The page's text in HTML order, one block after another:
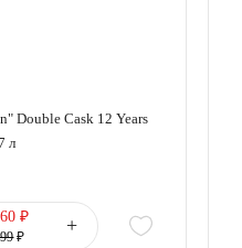
Double Cask 12 Years
л
₽
₽
+